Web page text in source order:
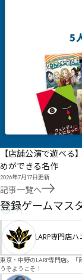
【店舗公演で遊べ
めができる名作
2026年7月17日更新
記事一覧へ
GM
登録ゲームマス
LARP専門店ハ
東京・中野のLARP専門店。
うぞようこそ！